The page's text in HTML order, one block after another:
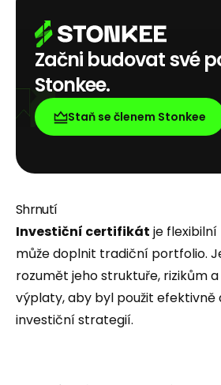
Začni budovat své
Stonkee.
Staň se členem Stonkee
Shrnutí
Investiční certifikát je
může doplnit tradiční portfolio.
rozumět jeho struktuře, rizikům
výplaty, aby byl použit efektivně
investiční strategií.